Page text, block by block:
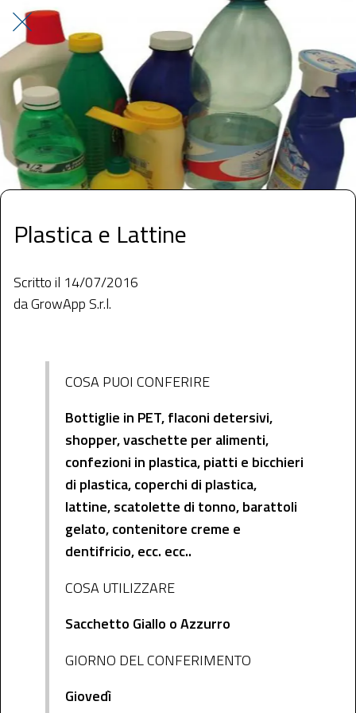
Plastica e Lattine
Scritto il 14/07/2016
da GrowApp S.r.l.
COSA PUOI CONFERIRE
Bottiglie in PET, flaconi detersivi,
shopper, vaschette per alimenti,
confezioni in plastica, piatti e bicchieri
di plastica, coperchi di plastica,
lattine, scatolette di tonno, barattoli
gelato, contenitore creme e
dentifricio, ecc. ecc..
COSA UTILIZZARE
Sacchetto Giallo o Azzurro
GIORNO DEL CONFERIMENTO
Giovedì